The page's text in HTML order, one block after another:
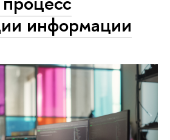
информации